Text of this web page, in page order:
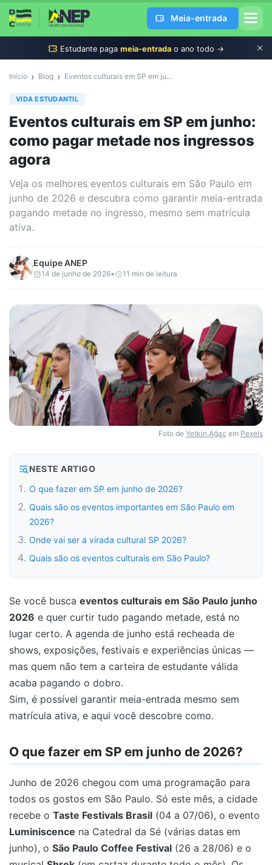
Meia-entrada
Estudante paga meia-entrada o ano todo →
Início › Blog › Eventos culturais em SP em junho: como pagar metade nos ingressos agora
VIDA ESTUDANTIL
Eventos culturais em SP em junho:
como pagar metade nos ingressos
agora
Veja os melhores eventos culturais em São Paulo em
junho de 2026 e descubra como garantir meia-entrada
pagando metade no ingresso, mesmo sem matrícula
ativa.
EquipeANEP
14 de junho de 2026• 11 min de leitura
Foto de Yetkin Ağaç em Pexels
NESTE ARTIGO
O que fazer em SP em junho de 2026?
Quais são os eventos importantes em São Paulo em
2026?
Onde vai ser a virada cultural SP 2026?
Quais são os eventos culturais em São Paulo?
Se você busca eventos culturais em São Paulo junho
2026 e quer curtir tudo pagando metade, está no
lugar certo. A agenda de junho está recheada de
shows, exposições, festivais e experiências únicas —
mas quem não tem a carteira de estudante válida
acaba pagando o dobro.
Sim, é possível garantir meia-entrada mesmo sem
matrícula ativa, e aqui você descobre como.
O que fazer em SP em junho de 2026?
Junho de 2026 chegou com uma programação para
todos os gostos em São Paulo. Só este mês, a cidade
recebe o Taste Festivals Brasil (04 a 07/06), o evento
Luminiscence na Catedral da Sé (várias datas em
junho), o São Paulo Coffee Festival (26 a 28/06) e o